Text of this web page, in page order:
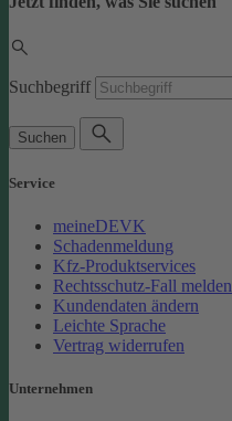
Suchbegriff
Suchen
Service
meineDEVK
Schadenmeldung
Kfz-Produktservices
Rechtsschutz-Fall melden
Kundendaten ändern
Leichte Sprache
Vertrag widerrufen
Unternehmen